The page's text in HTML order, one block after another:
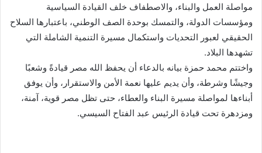
مواصلة العمل والبناء، والاصطفاف خلف القيادة السياسية
ومؤسسات الدولة، والتمسك بوحدة الصف الوطني، باعتبارها السلاح
الحقيقي لعبور التحديات واستكمال مسيرة التنمية الشاملة التي
تشهدها البلاد.
واختتم محمد حمزة بيانه بالدعاء أن يحفظ الله مصر قيادةً وشعبًا
وجيشًا وشرطة، وأن يديم عليها نعمة الأمن والاستقرار، وأن يوفق
أبناءها لمواصلة مسيرة البناء والعطاء، حتى تظل مصر قوية، آمنة،
ومزدهرة تحت قيادة الرئيس عبد الفتاح السيسي.